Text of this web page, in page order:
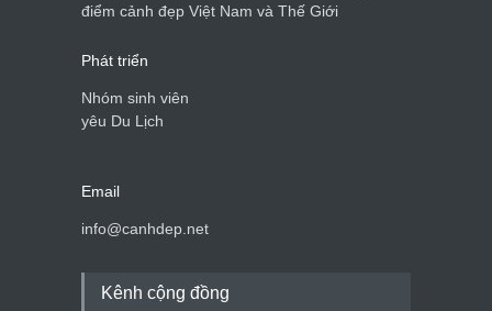
điểm cảnh đẹp Việt Nam và Thế Giới
Phát triển
Nhóm sinh viên
yêu Du Lịch
Email
info@canhdep.net
Kênh cộng đồng